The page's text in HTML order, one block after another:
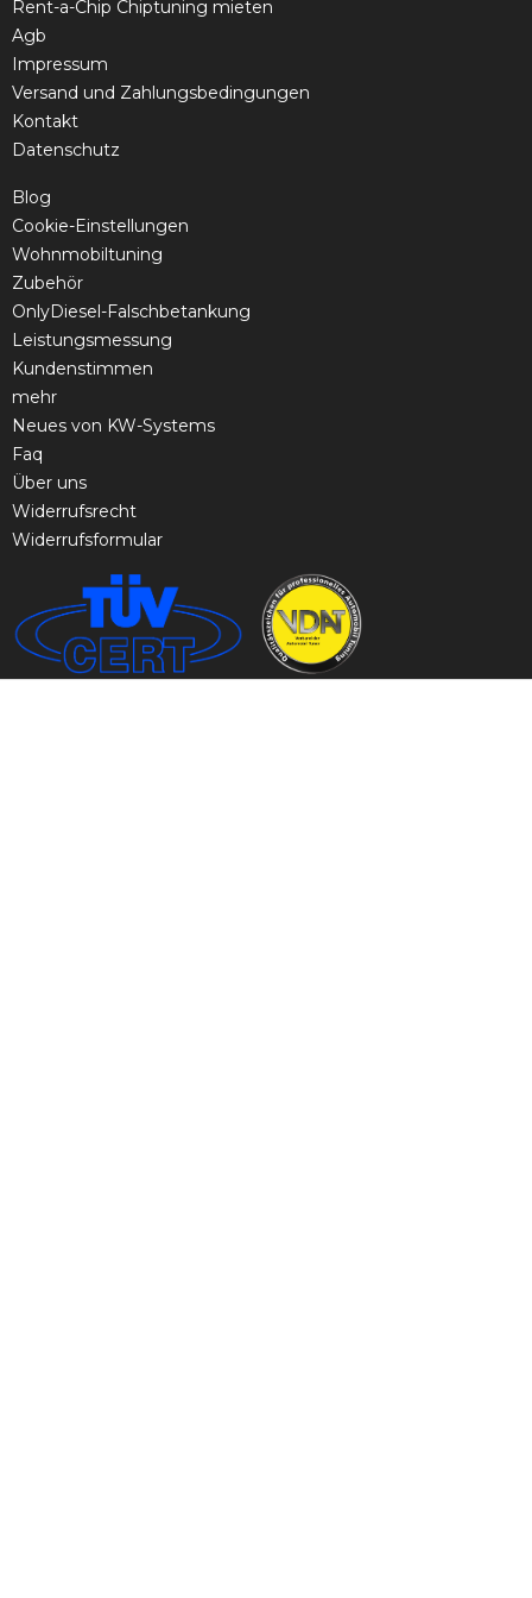
Rent-a-Chip Chiptuning mieten
Agb
Impressum
Versand und Zahlungsbedingungen
Kontakt
Datenschutz
Blog
Cookie-Einstellungen
Wohnmobiltuning
Zubehör
OnlyDiesel-Falschbetankung
Leistungsmessung
Kundenstimmen
mehr
Neues von KW-Systems
Faq
Über uns
Widerrufsrecht
Widerrufsformular